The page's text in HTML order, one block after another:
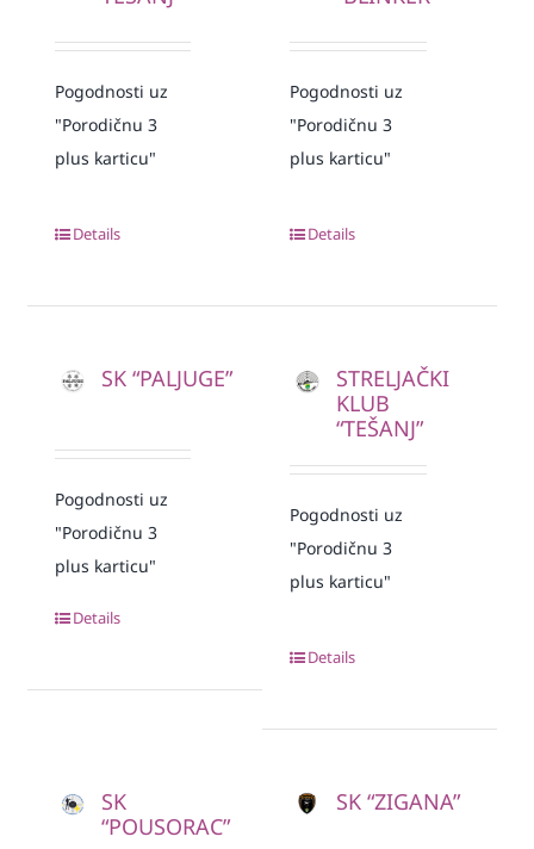
Pogodnosti uz
"Porodičnu 3
plus karticu"
Details
Pogodnosti uz
"Porodičnu 3
plus karticu"
Details
SK “PALJUGE”
Pogodnosti uz
"Porodičnu 3
plus karticu"
Details
STRELJAČKI
KLUB
“TEŠANJ”
Pogodnosti uz
"Porodičnu 3
plus karticu"
Details
SK
“POUSORAC”
SK “ZIGANA”